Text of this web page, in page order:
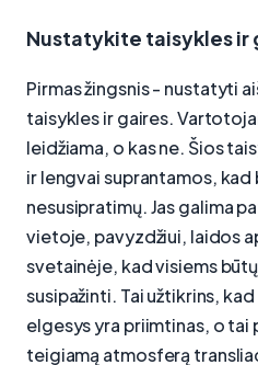
Nustatykite taisykles ir
Pirmas žingsnis - nustatyti
taisykles ir gaires.
leidžiama, o kas ne. Šios
ir lengvai suprantamos,
nesusipratimų. Jas galima
vietoje, pavyzdžiui, laidos
svetainėje, kad visiems
susipažinti. Tai užtikrins,
elgesys yra priimtinas, o
teigiamą atmosferą